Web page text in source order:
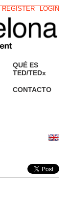
LOGIN
REGISTER
QUÉ ES
TED/TEDx
CONTACTO